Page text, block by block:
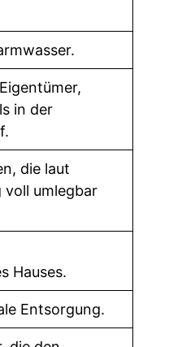
in der
die laut
umlegbar
Hauses.
Entsorgung.